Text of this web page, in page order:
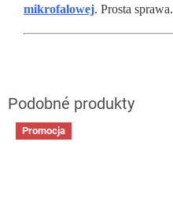
mikrofalowej. Prosta sprawa.
Promocja